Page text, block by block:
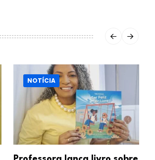
NOTÍCIA